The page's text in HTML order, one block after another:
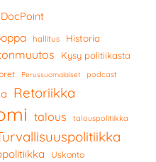
DocPoint
hallitus Historia
Kysy politiikasta
Perussuomalaiset podcast
Retoriikka
talous talouspolitiikka
Uskonto